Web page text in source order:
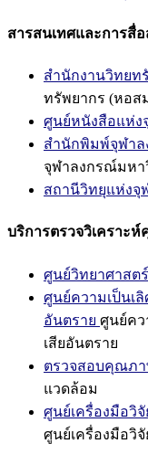
สารสนเทศและการสื่อ
สำนักงานวิทยท
ทรัพยากร (หอส
ศูนย์หนังสือแห่ง
สำนักพิมพ์จุฬา
จุฬาลงกรณ์มหา
สถานีวิทยุแห่งจุ
บริการตรวจวิเคราะ
ศูนย์วิทยาศาสต
ศูนย์ความเป็นเ
อันตราย ศูนย์คว
เสียอันตราย
ตรวจสอบคุณภ
แวดล้อม
ศูนย์เครื่องมือวิ
ศูนย์เครื่องมือวิ